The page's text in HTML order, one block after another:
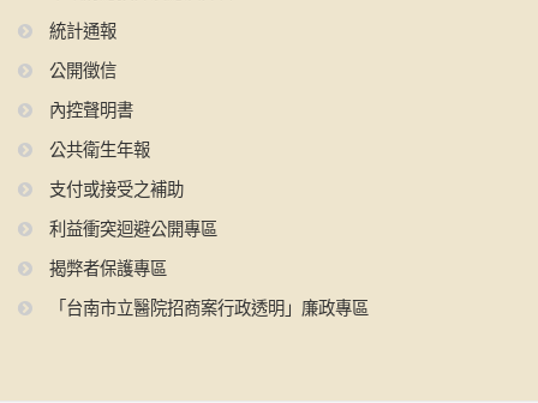
統計通報
公開徵信
內控聲明書
公共衛生年報
支付或接受之補助
利益衝突迴避公開專區
揭弊者保護專區
「台南市立醫院招商案行政透明」廉政專區